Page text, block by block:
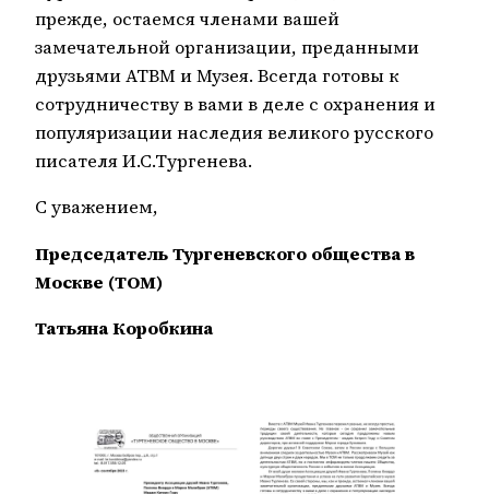
прежде, остаемся членами вашей
замечательной организации, преданными
друзьями АТВМ и Музея. Всегда готовы к
сотрудничеству в вами в деле с охранения и
популяризации наследия великого русского
писателя И.С.Тургенева.
С уважением,
Председатель Тургеневского общества в
Москве (ТОМ)
Татьяна Коробкина